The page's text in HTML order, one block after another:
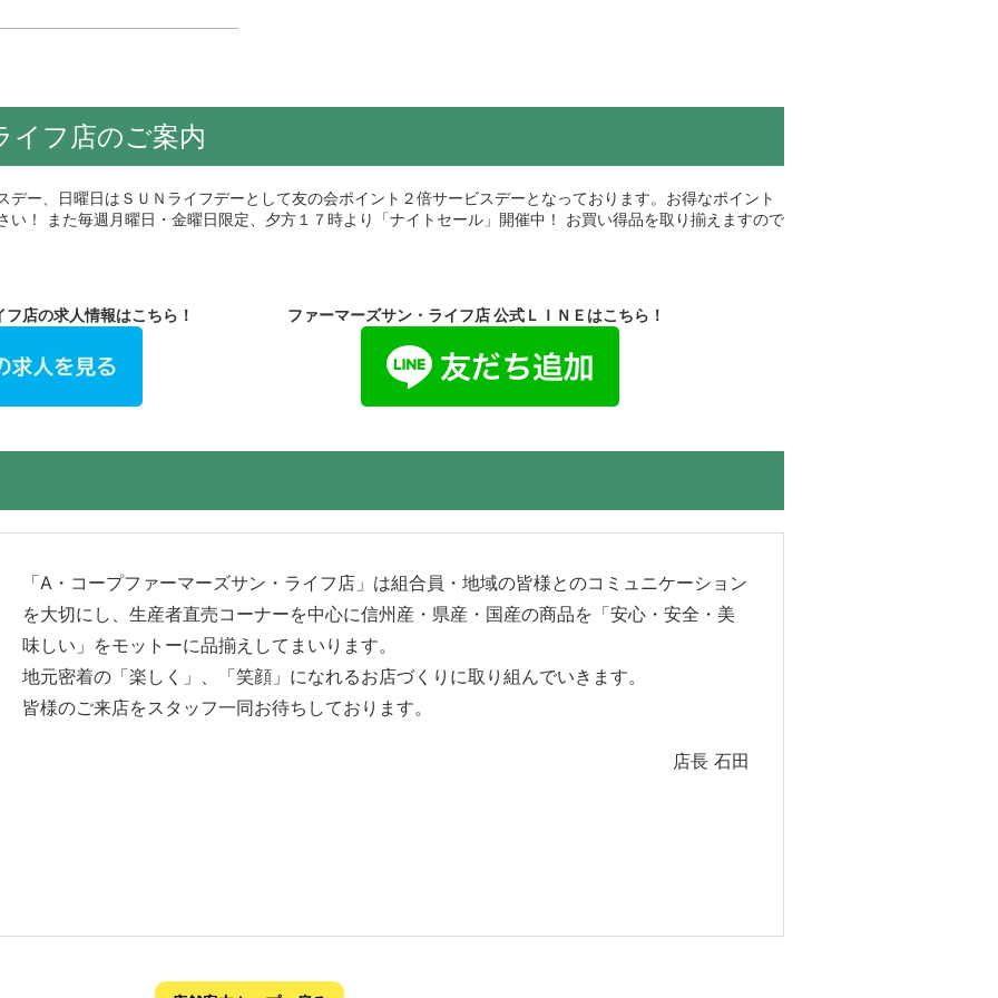
イフ店のご案内
デー、日曜日はＳＵＮライフデーとして友の会ポイント２倍サービスデーとなっております。お得なポイント
い！ また毎週月曜日・金曜日限定、夕方１７時より「ナイトセール」開催中！ お買い得品を取り揃えますので
イフ店の求人情報はこちら！ ファーマーズサン・ライフ店 公式ＬＩＮＥはこちら！
「A・コープファーマーズサン・ライフ店」は組合員・地域の皆様とのコミュニケーション
を大切にし、生産者直売コーナーを中心に信州産・県産・国産の商品を「安心・安全・美
味しい」をモットーに品揃えしてまいります。
地元密着の「楽しく」、「笑顔」になれるお店づくりに取り組んでいきます。
皆様のご来店をスタッフ一同お待ちしております。
店長 石田